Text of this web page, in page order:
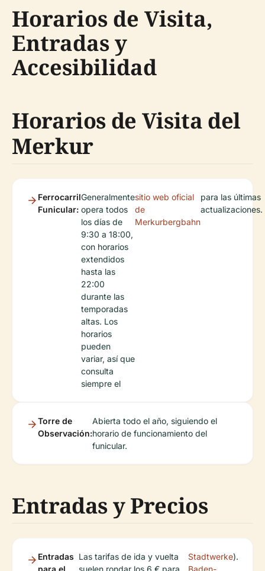
Horarios de Visita,
Entradas y
Accesibilidad
Horarios de Visita del
Merkur
Ferrocarril
Funicular:
Generalmente
opera todos
los días de
9:30 a 18:00,
con horarios
extendidos
hasta las
22:00
durante las
temporadas
altas. Los
horarios
pueden
variar, así que
consulta
siempre el
sitio web oficial
de
Merkurbergbahn
para las últimas
actualizaciones.
Torre de
Observación:
Abierta todo el año, siguiendo el
horario de funcionamiento del
funicular.
Entradas y Precios
Entradas
para el
Las tarifas de ida y vuelta
suelen rondar los 6 € para
Stadtwerke
Baden-
).